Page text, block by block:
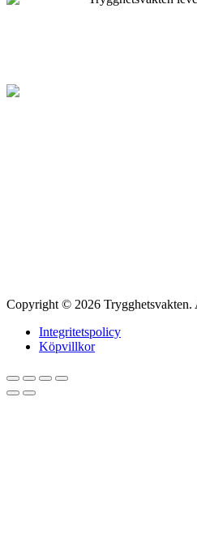
Copyright © 2026 Trygghetsvakten.
Integritetspolicy
Köpvillkor